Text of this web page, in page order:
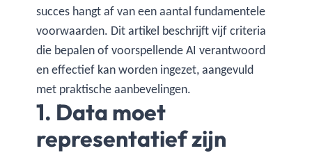
succes hangt af van een aantal fundamentele
voorwaarden. Dit artikel beschrijft vijf criteria
die bepalen of voorspellende AI verantwoord
en effectief kan worden ingezet, aangevuld
met praktische aanbevelingen.
1. Data moet
representatief zijn